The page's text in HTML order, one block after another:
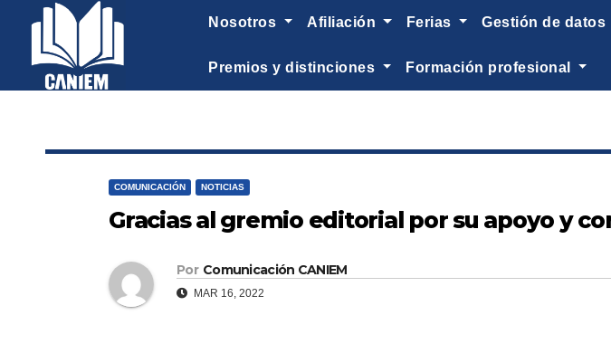
nosotros afiliación ferias gestión de datos
premios y distinciones formación profesional
COMUNICACIÓN NOTICIAS
Gracias al gremio editorial por su apoyo y
Por Comunicación CANIEM
MAR 16, 2022